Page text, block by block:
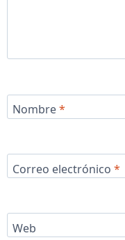
Nombre*
Correo electrónico *
Web